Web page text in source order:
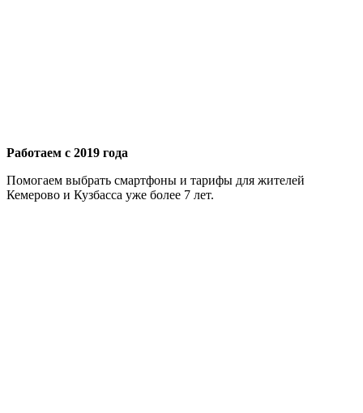
Работаем с 2019 года
Помогаем выбрать смартфоны и тарифы для жителей
Кемерово и Кузбасса уже более 7 лет.